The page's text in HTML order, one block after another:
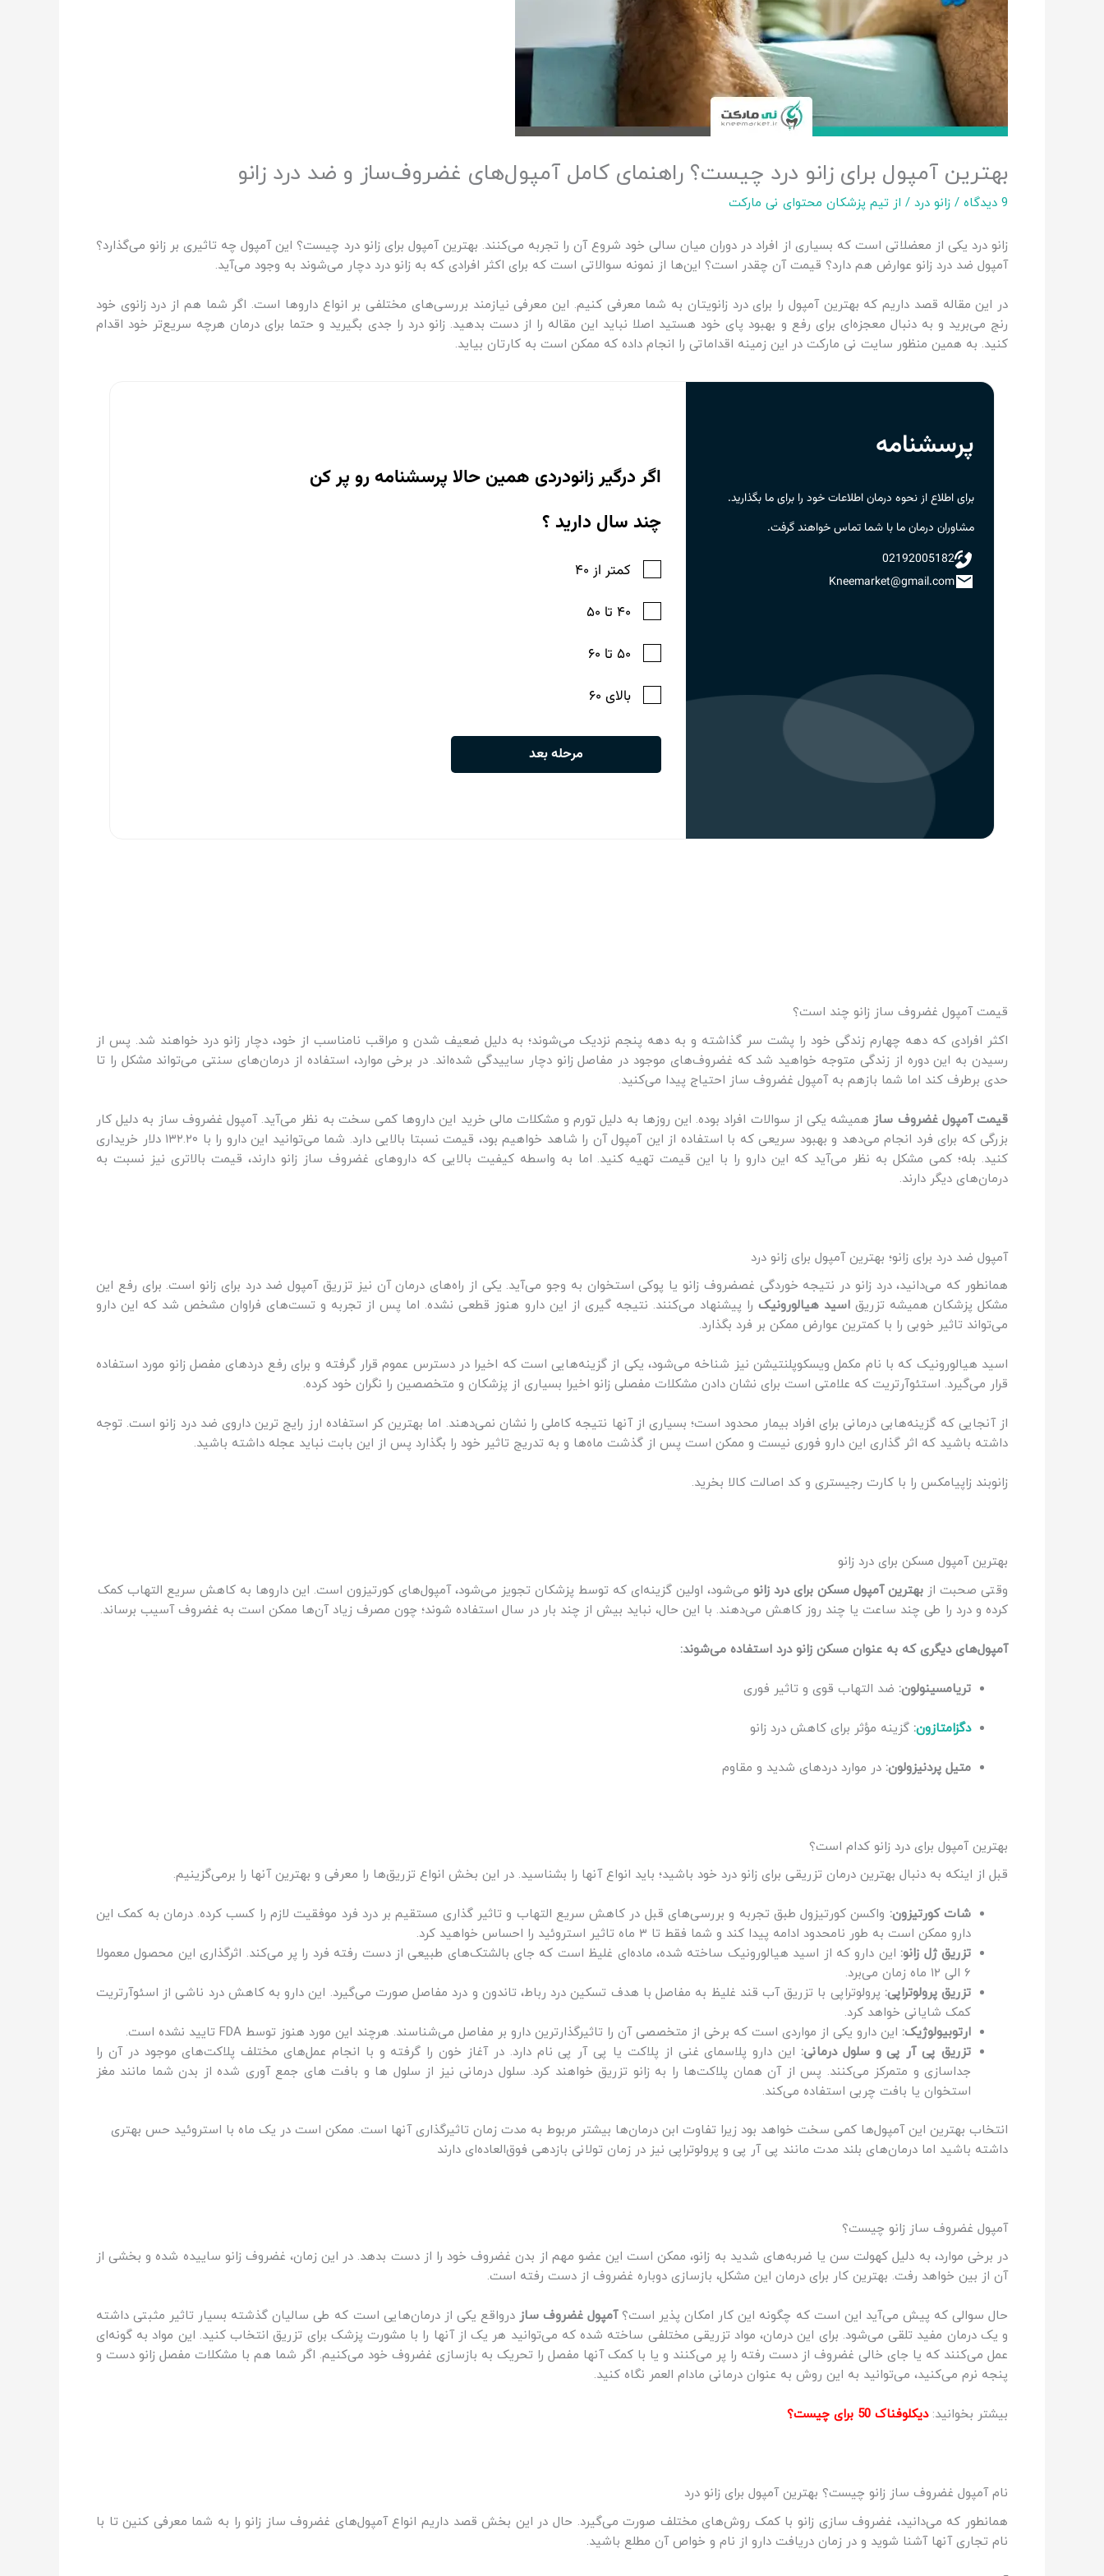
بهترین آمپول برای زانو درد چیست؟ راهنمای کامل آمپول‌های غضروف‌ساز و ضد درد زانو
9 دیدگاه / زانو درد / از تیم پزشکان محتوای نی مارکت
زانو درد یکی از معضلاتی است که بسیاری از افراد در دوران میان سالی خود شروع آن را تجربه می‌کنند. بهترین آمپول برای زانو درد چیست؟ این آمپول چه تاثیری بر زانو می‌گذارد؟
آمپول ضد درد زانو عوارض هم دارد؟ قیمت آن چقدر است؟ این‌ها از نمونه سوالاتی است که برای اکثر افرادی که به زانو درد دچار می‌شوند به وجود می‌آید.
در این مقاله قصد داریم که بهترین آمپول را برای درد زانویتان به شما معرفی کنیم. این معرفی نیازمند بررسی‌های مختلفی بر انواع داروها است. اگر شما هم از درد زانوی خود
رنج می‌برید و به دنبال معجزه‌ای برای رفع و بهبود پای خود هستید اصلا نباید این مقاله را از دست بدهید. زانو درد را جدی بگیرید و حتما برای درمان هرچه سریع‌تر خود اقدام
کنید. به همین منظور سایت نی مارکت در این زمینه اقداماتی را انجام داده که ممکن است به کارتان بیاید.
قیمت آمپول غضروف ساز زانو چند است؟
اکثر افرادی که دهه چهارم زندگی خود را پشت سر گذاشته و به دهه پنجم نزدیک می‌شوند؛ به دلیل ضعیف شدن و مراقب نامناسب از خود، دچار زانو درد خواهند شد. پس از
رسیدن به این دوره از زندگی متوجه خواهید شد که غضروف‌های موجود در مفاصل زانو دچار ساییدگی شده‌اند. در برخی موارد، استفاده از درمان‌های سنتی می‌تواند مشکل را تا
حدی برطرف کند اما شما بازهم به آمپول غضروف ساز احتیاج پیدا می‌کنید.
قیمت آمپول غضروف ساز همیشه یکی از سوالات افراد بوده. این روزها به دلیل تورم و مشکلات مالی خرید این داروها کمی سخت به نظر می‌آید. آمپول غضروف ساز به دلیل کار
بزرگی که برای فرد انجام می‌دهد و بهبود سریعی که با استفاده از این آمپول آن را شاهد خواهیم بود، قیمت نسبتا بالایی دارد. شما می‌توانید این دارو را با ۱۳۲.۲۰ دلار خریداری
کنید. بله؛ کمی مشکل به نظر می‌آید که این دارو را با این قیمت تهیه کنید. اما به واسطه کیفیت بالایی که داروهای غضروف ساز زانو دارند، قیمت بالاتری نیز نسبت به
درمان‌های دیگر دارند.
آمپول ضد درد برای زانو؛ بهترین آمپول برای زانو درد
همانطور که می‌دانید، درد زانو در نتیجه خوردگی غصضروف زانو یا پوکی استخوان به وجو می‌آید. یکی از راه‌های درمان آن نیز تزریق آمپول ضد درد برای زانو است. برای رفع این
مشکل پزشکان همیشه تزریقاسید هیالورونیک را پیشنهاد می‌کنند. نتیجه گیری از این دارو هنوز قطعی نشده. اما پس از تجربه و تست‌های فراوان مشخص شد که این دارو
می‌تواند تاثیر خوبی را با کمترین عوارض ممکن بر فرد بگذارد.
اسید هیالورونیک که با نام مکمل ویسکوپلنتیشن نیز شناخه می‌شود، یکی از گزینه‌هایی است که اخیرا در دسترس عموم قرار گرفته و برای رفع دردهای مفصل زانو مورد استفاده
قرار می‌گیرد. استئوآرتریت که علامتی است برای نشان دادن مشکلات مفصلی زانو اخیرا بسیاری از پزشکان و متخصصین را نگران خود کرده.
از آنجایی که گزینه‌هابی درمانی برای افراد بیمار محدود است؛ بسیاری از آنها نتیجه کاملی را نشان نمی‌دهند. اما بهترین کر استفاده ارز رایج ترین داروی ضد درد زانو است. توجه
داشته باشید که اثر گذاری این دارو فوری نیست و ممکن است پس از گذشت ماه‌ها و به تدریج تاثیر خود را بگذارد پس از این بابت نباید عجله داشته باشید.
زانوبند زاپیامکس را با کارت رجیستری و کد اصالت کالا بخرید.
بهترین آمپول مسکن برای درد زانو
وقتی صحبت از بهترین آمپول مسکن برای درد زانو می‌شود، اولین گزینه‌ای که توسط پزشکان تجویز می‌شود، آمپول‌های کورتیزون است. این داروها به کاهش سریع التهاب کمک
کرده و درد را طی چند ساعت یا چند روز کاهش می‌دهند. با این حال، نباید بیش از چند بار در سال استفاده شوند؛ چون مصرف زیاد آن‌ها ممکن است به غضروف آسیب برساند.
آمپول‌های دیگری که به عنوان مسکن زانو درد استفاده می‌شوند:
تریامسینولون: ضد التهاب قوی و تاثیر فوری
دگزامتازون: گزینه مؤثر برای کاهش درد زانو
متیل پردنیزولون: در موارد دردهای شدید و مقاوم
بهترین آمپول برای درد زانو کدام است؟
قبل از اینکه به دنبال بهترین درمان تزریقی برای زانو درد خود باشید؛ باید انواع آنها را بشناسید. در این بخش انواع تزریق‌ها را معرفی و بهترین آنها را برمی‌گزینیم.
شات کورتیزون: واکسن کورتیزول طبق تجربه و بررسی‌های قبل در کاهش سریع التهاب و تاثیر گذاری مستقیم بر درد فرد موفقیت لازم را کسب کرده. درمان به کمک این
دارو ممکن است به طور نامحدود ادامه پیدا کند و شما فقط تا ۳ ماه تاثیر استروئید را احساس خواهید کرد.
تزریق ژل زانو: این دارو که از اسید هیالورونیک ساخته شده، ماده‌ای غلیظ است که جای بالشتک‌های طبیعی از دست رفته فرد را پر می‌کند. اثرگذاری این محصول معمولا
۶ الی ۱۲ ماه زمان می‌برد.
تزریق پرولوتراپی: پرولوتراپی با تزریق آب قند غلیظ به مفاصل با هدف تسکین درد رباط، تاندون و درد مفاصل صورت می‌گیرد. این دارو به کاهش درد ناشی از اسئوآرتریت
کمک شایانی خواهد کرد.
ارتوبیولوژیک: این دارو یکی از مواردی است که برخی از متخصصی آن را تاثیرگذارترین دارو بر مفاصل می‌شناسند. هرچند این مورد هنوز توسط FDA تایید نشده است.
تزریق پی آر پی و سلول درمانی: این دارو پلاسمای غنی از پلاکت یا پی آر پی نام دارد. در آغاز خون را گرفته و با انجام عمل‌های مختلف پلاکت‌های موجود در آن را
جداسازی و متمرکز می‌کنند. پس از آن همان پلاکت‌ها را به زانو تزریق خواهند کرد. سلول درمانی نیز از سلول ها و بافت های جمع آوری شده از بدن شما مانند مغز
استخوان یا بافت چربی استفاده می‌کند.
انتخاب بهترین این آمپول‌ها کمی سخت خواهد بود زیرا تفاوت ابن درمان‌ها بیشتر مربوط به مدت زمان تاثیرگذاری آنها است. ممکن است در یک ماه با استروئید حس بهتری
داشته باشید اما درمان‌های بلند مدت مانند پی آر پی و پرولوتراپی نیز در زمان تولانی بازدهی فوق‌العاده‌ای دارند
آمپول غضروف ساز زانو چیست؟
در برخی موارد، به دلیل کهولت سن یا ضربه‌های شدید به زانو، ممکن است این عضو مهم از بدن غضروف خود را از دست بدهد. در این زمان، غضروف زانو ساییده شده و بخشی از
آن از بین خواهد رفت. بهترین کار برای درمان این مشکل، بازسازی دوباره غضروف از دست رفته است.
حال سوالی که پیش می‌آید این است که چگونه این کار امکان پذیر است؟آمپول غضروف ساز درواقع یکی از درمان‌هایی است که طی سالیان گذشته بسیار تاثیر مثبتی داشته
و یک درمان مفید تلقی می‌شود. برای این درمان، مواد تزریقی مختلفی ساخته شده که می‌توانید هر یک از آنها‌ را با مشورت پزشک برای تزریق انتخاب کنید. این مواد به گونه‌ای
عمل می‌کنند که یا جای خالی غضروف از دست رفته را پر می‌کنند و یا با کمک آنها مفصل را تحریک به بازسازی غضروف خود می‌کنیم. اگر شما هم با مشکلات مفصل زانو دست و
پنجه نرم می‌کنید، می‌توانید به این روش به عنوان درمانی مادام العمر نگاه کنید.
بیشتر بخوانید:دیکلوفناک 50 برای چیست؟
نام آمپول غضروف ساز زانو چیست؟ بهترین آمپول برای زانو درد
همانطور که می‌دانید، غضروف‌ سازی زانو با کمک روش‌های مختلف صورت می‌گیرد. حال در این بخش قصد داریم انواع آمپول‌های غضروف ساز زانو را به شما معرفی کنین تا با
نام تجاری آنها آشنا شوید و در زمان دریافت دارو از نام و خواص آن مطلع باشید.